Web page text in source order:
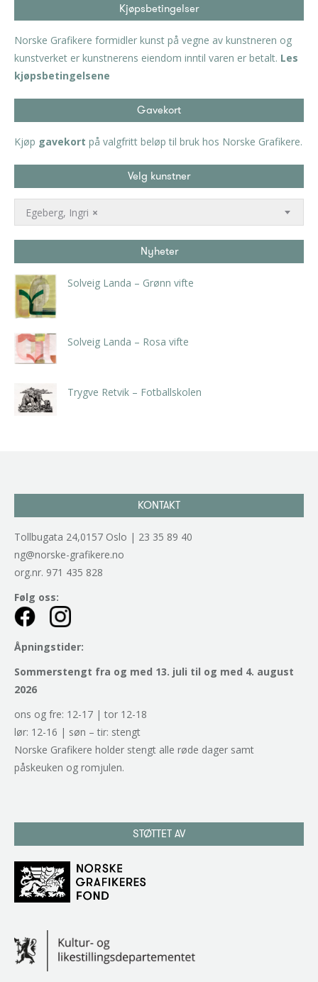
Kjøpsbetingelser
Norske Grafikere formidler kunst på vegne av kunstneren og
kunstverket er kunstnerens eiendom inntil varen er betalt. Les
kjøpsbetingelsene
Gavekort
Kjøp gavekort på valgfritt beløp til bruk hos Norske Grafikere.
Velg kunstner
×
Egeberg, Ingri
Nyheter
Solveig Landa – Grønn vifte
Solveig Landa – Rosa vifte
Trygve Retvik – Fotballskolen
KONTAKT
Tollbugata 24,0157 Oslo | 23 35 89 40
ng@norske-grafikere.no
org.nr. 971 435 828
Følg oss:
Åpningstider:
Sommerstengt fra og med 13. juli til og med 4. august
2026
ons og fre: 12-17 | tor 12-18
lør: 12-16 | søn – tir: stengt
Norske Grafikere holder stengt alle røde dager samt
påskeuken og romjulen.
STØTTET AV